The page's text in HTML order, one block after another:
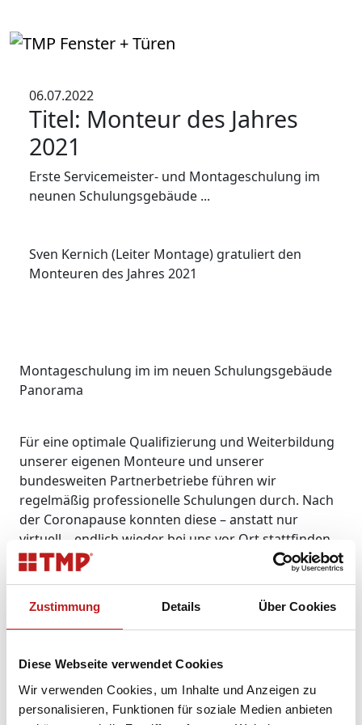
Zustimmung Details Über Cookies
Diese Webseite verwendet Cookies
Wir verwenden Cookies, um Inhalte und Anzeigen zu
personalisieren, Funktionen für soziale Medien anbieten
06.07.2022
Titel: Monteur des Jahres
2021
Erste Servicemeister- und Montageschulung im
neunen Schulungsgebäude ...
Sven Kernich (Leiter Montage) gratuliert den
Monteuren des Jahres 2021
Montageschulung im im neuen Schulungsgebäude
Panorama
Für eine optimale Qualifizierung und Weiterbildung
unserer eigenen Monteure und unserer
bundesweiten Partnerbetriebe führen wir
regelmäßig professionelle Schulungen durch. Nach
der Coronapause konnten diese – anstatt nur
virtuell – endlich wieder bei uns vor Ort stattfinden,
erstmals in unserem Neubau.
Unsere Montageschulung fand an fünf Tagen
statt, unsere Servicemeisterschulung an zwei Tagen.
Als Gastreferenten waren in diesem Jahr die Firmen
Schulungskonzept beinhaltet sowohl die
Vermittlung von Grundlagen als auch die
Erweiterung von Produkt- und Montagewissen, je